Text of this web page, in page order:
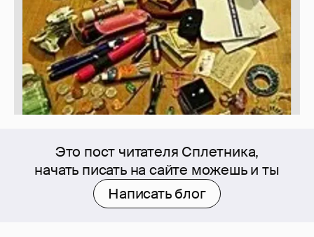
Это пост читателя Сплетника,
начать писать на сайте можешь и ты
Написать блог